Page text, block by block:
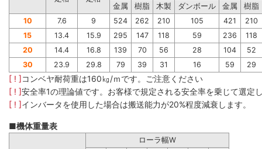
金属
樹脂 木製 ダンボール 金属
樹脂
10
7.6 9 524 262 210 105 421
210
15
13.4 15.9 295 147 118 59 236
118
20
14.4 16.8 139 70 56 28 104
52
30
23.9 29.8 79 39 31 16 59 29
[ ! ]コンベヤ耐荷重は160㎏/ｍです。ご注意ください
[ ! ]安全率1の理論値です。お客様で規定される安全率を乗じて選定
[ ! ]インバータを使用した場合は搬送能力が20%程度減衰します。
■機体重量表
ローラ幅W